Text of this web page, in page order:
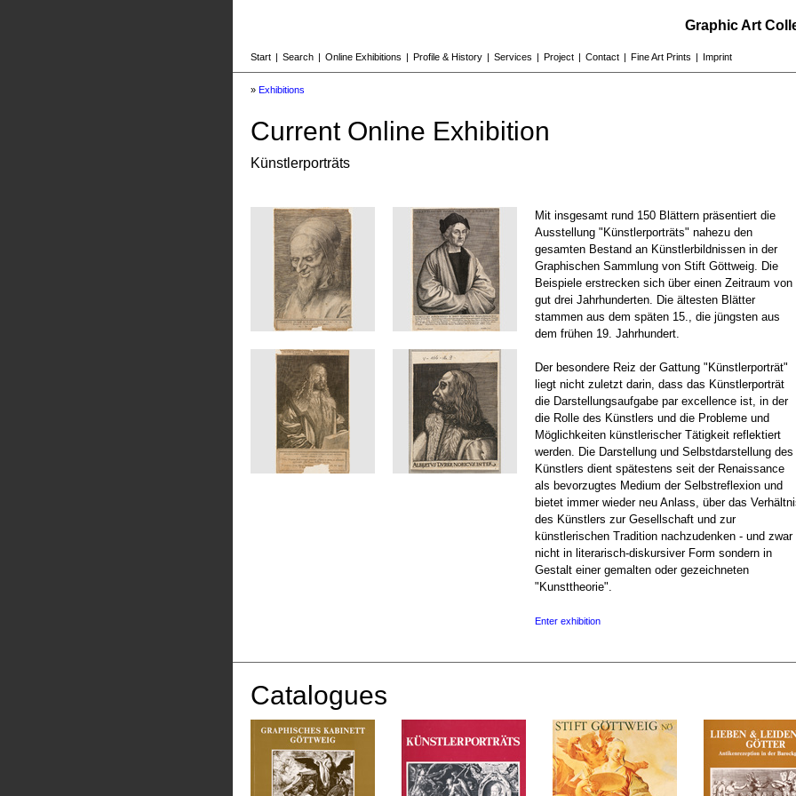
Graphic Art
Start | Search | Online Exhibitions | Profile & History | Services | Project | Contact | Fine Art Prints | Imprint
» Exhibitions
Current Online Exhibition
Künstlerporträts
Mit insgesamt rund 150 Blättern präsentiert die
Ausstellung "Künstlerporträts" nahezu den
gesamten Bestand an Künstlerbildnissen in der
Graphischen Sammlung von Stift Göttweig. Die
Beispiele erstrecken sich über einen Zeitraum von
gut drei Jahrhunderten. Die ältesten Blätter
stammen aus dem späten 15., die jüngsten aus
dem frühen 19. Jahrhundert.
Der besondere Reiz der Gattung "Künstlerporträt"
liegt nicht zuletzt darin, dass das Künstlerporträt
die Darstellungsaufgabe par excellence ist, in der
die Rolle des Künstlers und die Probleme und
Möglichkeiten künstlerischer Tätigkeit reflektiert
werden. Die Darstellung und Selbstdarstellung des
Künstlers dient spätestens seit der Renaissance
als bevorzugtes Medium der Selbstreflexion und
bietet immer wieder neu Anlass, über das
des Künstlers zur Gesellschaft und zur
künstlerischen Tradition nachzudenken - und zwar
nicht in literarisch-diskursiver Form sondern in
Gestalt einer gemalten oder gezeichneten
"Kunsttheorie".
Enter exhibition
Catalogues